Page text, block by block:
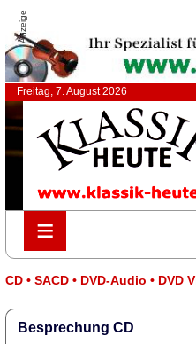
Anzeige
Freitag, 7. August 2026
≡
≡
CD • SACD • DVD-Audio • DVD
Besprechung CD